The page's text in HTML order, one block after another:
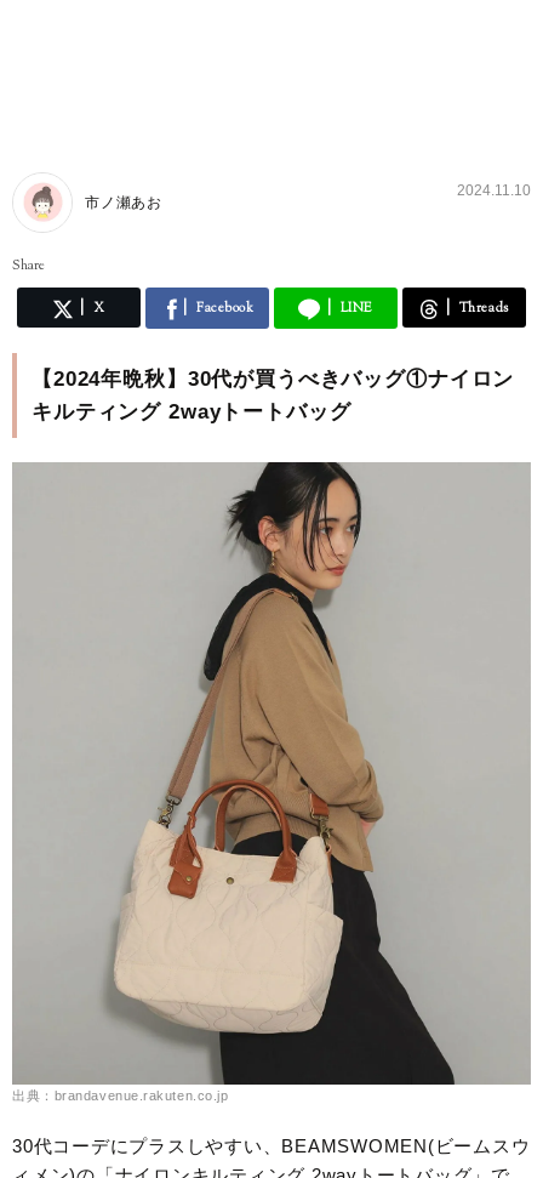
市ノ瀬あお
2024.11.10
Share
X Facebook LINE Threads
【2024年晩秋】30代が買うべきバッグ①ナイロン
キルティング 2wayトートバッグ
出典：brandavenue.rakuten.co.jp
30代コーデにプラスしやすい、BEAMSWOMEN(ビームスウ